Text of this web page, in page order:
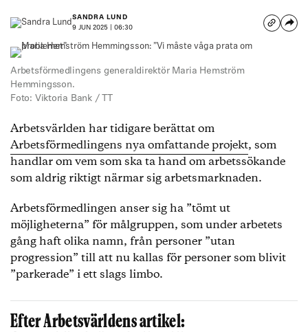
SANDRA LUND
9 JUN 2025 | 06:30
Arbetsförmedlingens generaldirektör Maria Hemström
Hemmingsson.
Foto: Viktoria Bank / TT
Arbetsvärlden har tidigare berättat om
Arbetsförmedlingens nya omfattande projekt, som
handlar om vem som ska ta hand om arbetssökande
som aldrig riktigt närmar sig arbetsmarknaden.
Arbetsförmedlingen anser sig ha ”tömt ut
möjligheterna” för målgruppen, som under arbetets
gång haft olika namn, från personer ”utan
progression” till att nu kallas för personer som blivit
”parkerade” i ett slags limbo.
Efter Arbetsvärldens artikel: